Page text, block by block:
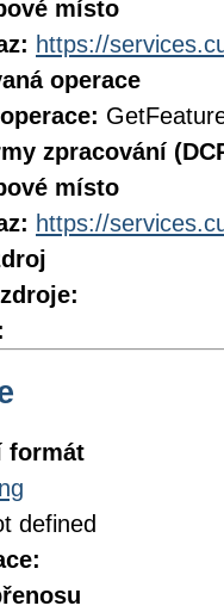
místo
https://
operace
zpracování
místo
https://
formát
defined